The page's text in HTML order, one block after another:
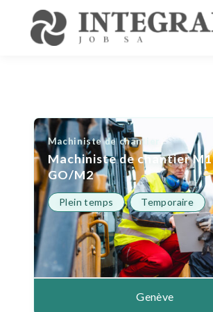
Machiniste de chantier
Machiniste de chantier M1
GO/M2
Plein temps Temporaire
Genève